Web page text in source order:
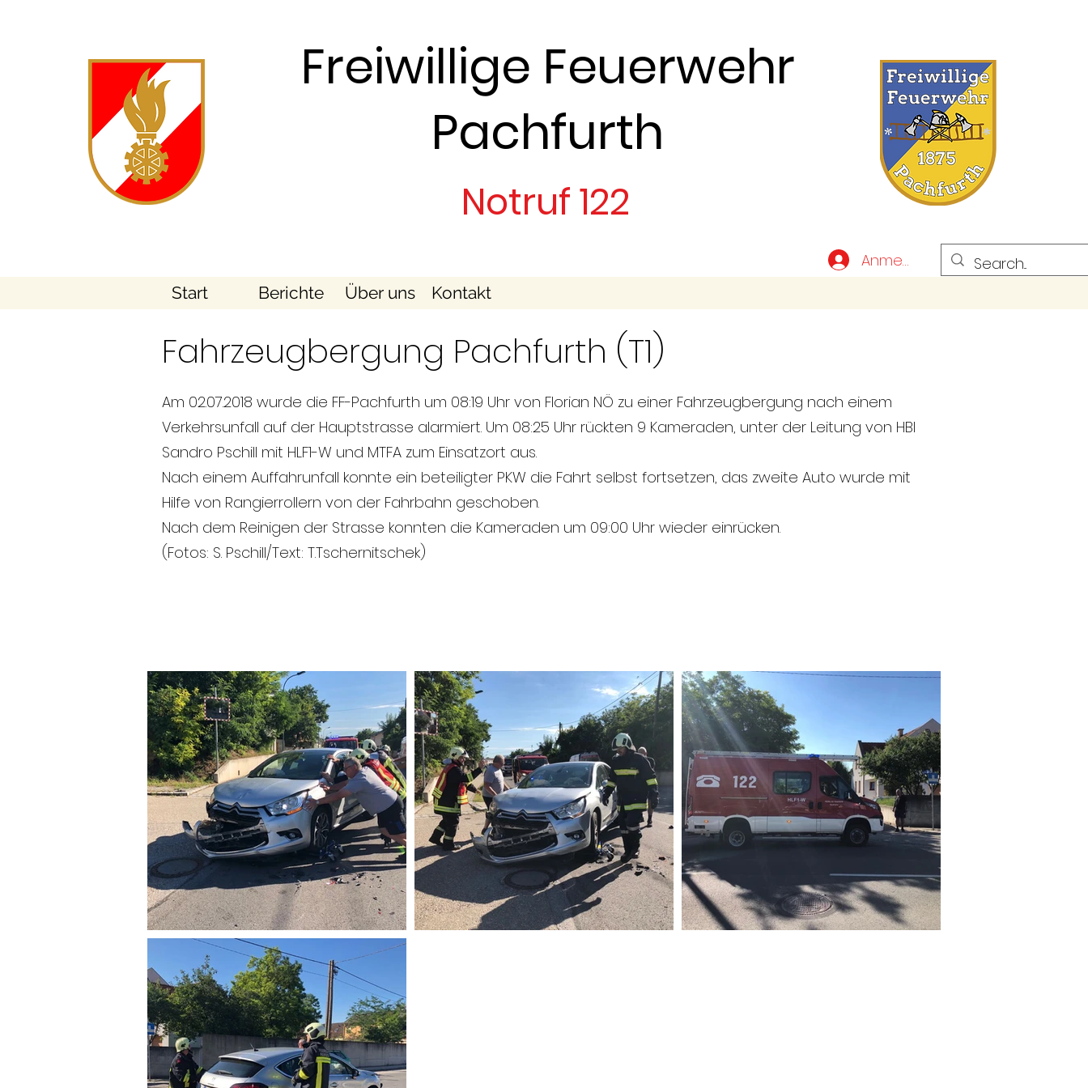
Freiwillige Feuerwehr
Pachfurth
Notruf 122
Start Berichte Über uns Kontakt
Anmelden
Fahrzeugbergung Pachfurth (T1)
Am 02.07.2018 wurde die FF-Pachfurth um 08:19 Uhr von Florian NÖ zu einer Fahrzeugbergung nach einem
Verkehrsunfall auf der Hauptstrasse alarmiert. Um 08:25 Uhr rückten 9 Kameraden, unter der Leitung von HBI
Sandro Pschill mit HLF1-W und MTFA zum Einsatzort aus.
Nach einem Auffahrunfall konnte ein beteiligter PKW die Fahrt selbst fortsetzen, das zweite Auto wurde mit
Hilfe von Rangierrollern von der Fahrbahn geschoben.
Nach dem Reinigen der Strasse konnten die Kameraden um 09:00 Uhr wieder einrücken.
(Fotos: S. Pschill/Text: T.Tschernitschek)